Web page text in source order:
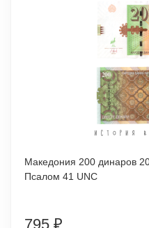
Македония 200 динаров
Псалом 41 UNC
795 ₽